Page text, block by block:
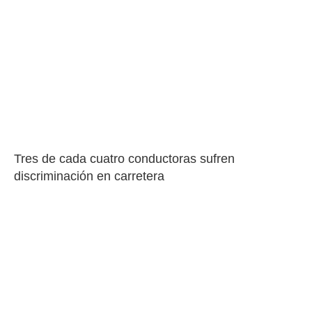
Tres de cada cuatro conductoras sufren
discriminación en carretera